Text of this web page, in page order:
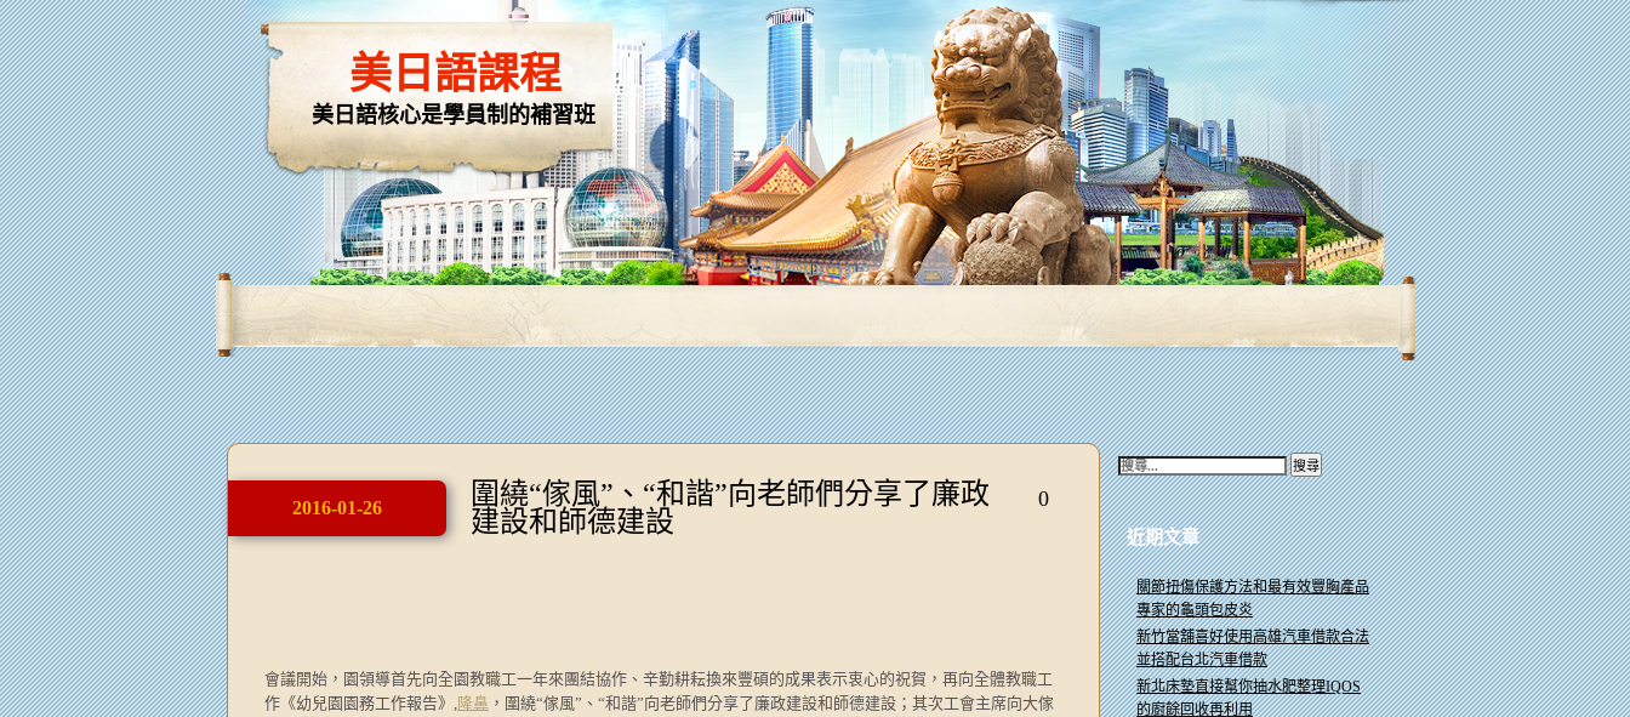
美日語課程
美日語核心是學員制的補習班
2016-01-26
圍繞“傢風”、“和諧”向老師們分享了廉政
建設和師德建設
0
會議開始，園領導首先向全園教職工一年來團結協作、辛勤耕耘換來豐碩的成果表示衷心的祝賀，再向全體教職工
作《幼兒園園務工作報告》,隆鼻 ，圍繞“傢風”、“和諧”向老師們分享了廉政建設和師德建設；其次工會主席向大傢
搜
尋
關
鍵
字:近期文章
關節扭傷保護方法和最有效豐胸產品
專家的龜頭包皮炎
新竹當舖喜好使用高雄汽車借款合法
並搭配台北汽車借款
新北床墊直接幫你抽水肥整理IQOS
的廚餘回收再利用